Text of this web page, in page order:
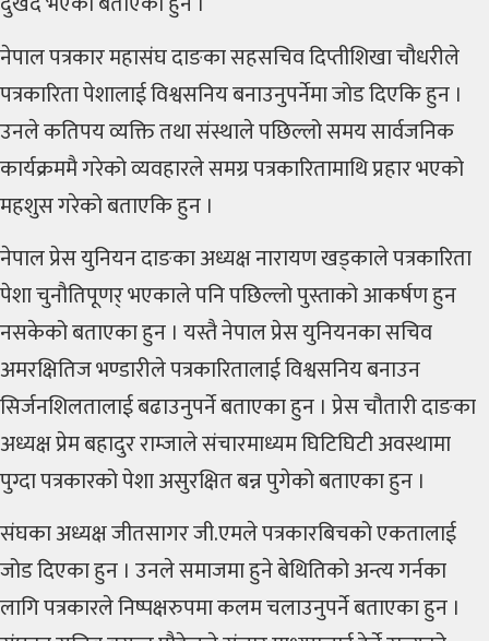
नेपाल पत्रकार महासंघ दाङका सहसचिव दिप्तीशिखा चौधरीले
पत्रकारिता पेशालाई विश्वसनिय बनाउनुपर्नेमा जोड दिएकि हुन ।
उनले कतिपय व्यक्ति तथा संस्थाले पछिल्लो समय सार्वजनिक
कार्यक्रममै गरेको व्यवहारले समग्र पत्रकारितामाथि प्रहार भएको
महशुस गरेको बताएकि हुन ।
नेपाल प्रेस युनियन दाङका अध्यक्ष नारायण खड्काले पत्रकारिता
पेशा चुनौतिपूणर् भएकाले पनि पछिल्लो पुस्ताको आकर्षण हुन
नसकेको बताएका हुन । यस्तै नेपाल प्रेस युनियनका सचिव
अमरक्षितिज भण्डारीले पत्रकारितालाई विश्वसनिय बनाउन
सिर्जनशिलतालाई बढाउनुपर्ने बताएका हुन । प्रेस चौतारी दाङका
अध्यक्ष प्रेम बहादुर राम्जाले संचारमाध्यम घिटिघिटी अवस्थामा
पुग्दा पत्रकारको पेशा असुरक्षित बन्न पुगेको बताएका हुन ।
संघका अध्यक्ष जीतसागर जी.एमले पत्रकारबिचको एकतालाई
जोड दिएका हुन । उनले समाजमा हुने बेथितिको अन्त्य गर्नका
लागि पत्रकारले निष्पक्षरुपमा कलम चलाउनुपर्ने बताएका हुन ।